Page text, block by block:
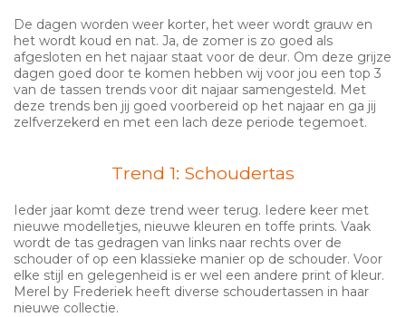
De dagen worden weer korter, het weer wordt grauw en
het wordt koud en nat. Ja, de zomer is zo goed als
afgesloten en het najaar staat voor de deur. Om deze grijze
dagen goed door te komen hebben wij voor jou een top 3
van de tassen trends voor dit najaar samengesteld. Met
deze trends ben jij goed voorbereid op het najaar en ga jij
zelfverzekerd en met een lach deze periode tegemoet.
Trend 1: Schoudertas
Ieder jaar komt deze trend weer terug. Iedere keer met
nieuwe modelletjes, nieuwe kleuren en toffe prints. Vaak
wordt de tas gedragen van links naar rechts over de
schouder of op een klassieke manier op de schouder. Voor
elke stijl en gelegenheid is er wel een andere print of kleur.
Merel by Frederiek heeft diverse schoudertassen in haar
nieuwe collectie.